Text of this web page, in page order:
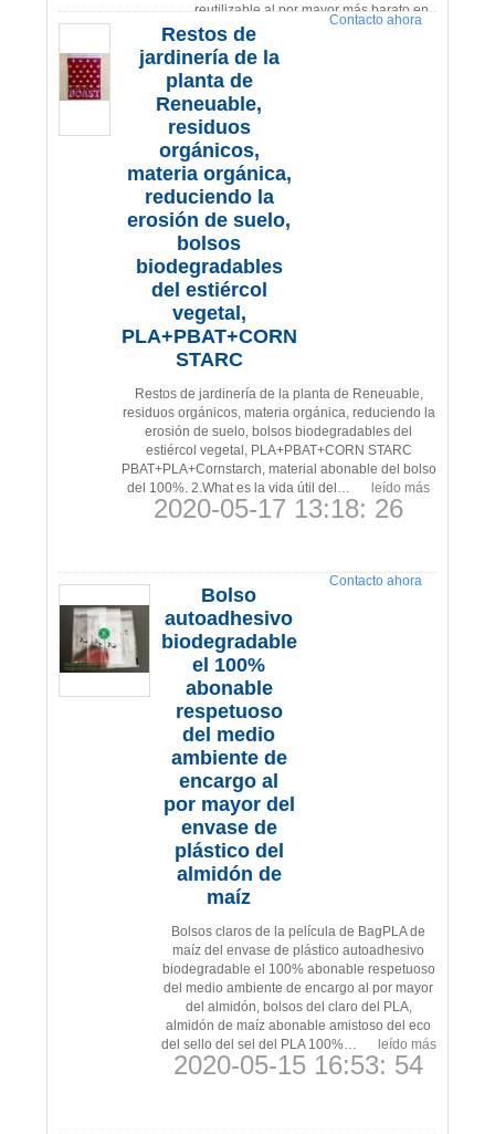
reutilizable al por mayor más barato en
línea del bolso, PLA, PBAT,…
leyó
2020-05-17 13:34:
Restos de
jardinería de la
planta de
Reneuable,
residuos
orgánicos,
materia orgánica,
reduciendo la
erosión de suelo,
bolsos
biodegradables
del estiércol
vegetal,
PLA+PBAT+CORN
STARC
Contacto ahora
Restos de jardinería de la planta de Reneuable,
residuos orgánicos, materia orgánica, reduciendo la
erosión de suelo, bolsos biodegradables del
estiércol vegetal, PLA+PBAT+CORN STARC
PBAT+PLA+Cornstarch, material abonable del bolso
del 100%. 2.What es la vida útil del…
leído más
2020-05-17 13:18: 26
Bolso
autoadhesivo
biodegradable
el 100%
abonable
respetuoso
del medio
ambiente de
encargo al
por mayor del
envase de
plástico del
almidón de
maíz
Contacto ahora
Bolsos claros de la película de BagPLA de
maíz del envase de plástico autoadhesivo
biodegradable el 100% abonable respetuoso
del medio ambiente de encargo al por mayor
del almidón, bolsos del claro del PLA,
almidón de maíz abonable amistoso del eco
del sello del sel del PLA 100%…
leído más
2020-05-15 16:53: 54